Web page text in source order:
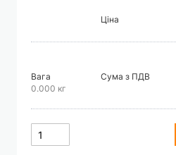
Ціна
Вага
0.000 кг
Сума з ПДВ